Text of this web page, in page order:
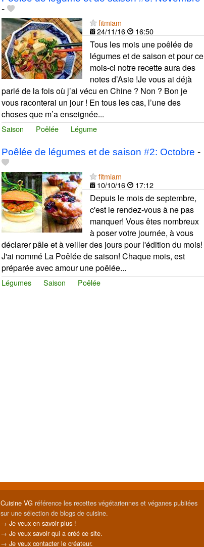
-
fitmiam
24/11/16
16:50
Tous les mois une poêlée de
légumes et de saison et pour ce
mois-ci notre recette aura des
notes d’Asie !Je vous ai déjà
parlé de la fois où j’ai vécu en Chine ? Non ? Bon je
vous raconterai un jour ! En tous les cas, l’une des
choses que m’a enseignée...
Saison Poêlée Légume
Poêlée de légumes et de saison #2: Octobre -
fitmiam
10/10/16
17:12
Depuis le mois de septembre,
c'est le rendez-vous à ne pas
manquer! Vous êtes nombreux
à poser votre journée, à vous
déclarer pâle et à veiller des jours pour l'édition du mois!
J'ai nommé La Poêlée de saison! Chaque mois, est
préparée avec amour une poêlée...
Légumes Saison Poêlée
Cuisine VG référence les recettes végétariennes et véganes publiées
sur une sélection de blogs de cuisine.
→Je veux en savoir plus !
→Je veux savoir qui a créé ce site.
→Je veux contacter le créateur.